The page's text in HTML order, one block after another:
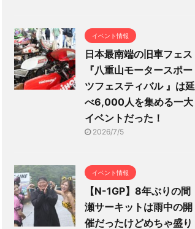
イベント情報
日本最南端の旧車フェス
『八重山モータースポー
ツフェスティバル 』は延
べ6,000人を集める一大
イベントだった！
2026/7/5
イベント情報
【N-1GP】8年ぶりの間
瀬サーキットは雨中の開
催だったけどめちゃ盛り